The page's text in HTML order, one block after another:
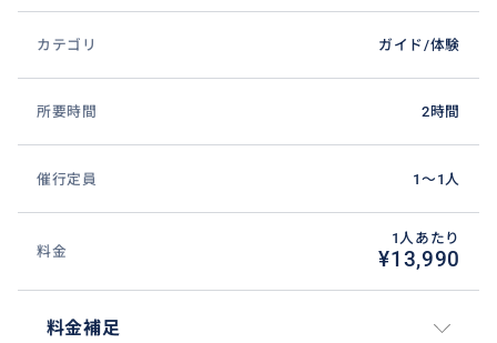
カテゴリ ガイド/体験
所要時間 2時間
催行定員 1〜1人
料金
1人あたり
¥13,990
料金補足